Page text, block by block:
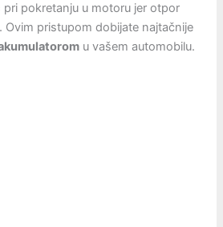
pri pokretanju u motoru jer otpor
Ovim pristupom dobijate najtačnije
u vašem automobilu.